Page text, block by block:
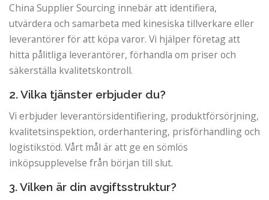
China Supplier Sourcing innebär att identifiera,
utvärdera och samarbeta med kinesiska tillverkare eller
leverantörer för att köpa varor. Vi hjälper företag att
hitta pålitliga leverantörer, förhandla om priser och
säkerställa kvalitetskontroll.
2. Vilka tjänster erbjuder du?
Vi erbjuder leverantörsidentifiering, produktförsörjning,
kvalitetsinspektion, orderhantering, prisförhandling och
logistikstöd. Vårt mål är att ge en sömlös
inköpsupplevelse från början till slut.
3. Vilken är din avgiftsstruktur?